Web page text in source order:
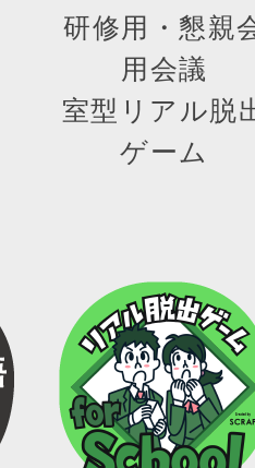
研修用・懇親
用会議
室型リアル脱
ゲーム